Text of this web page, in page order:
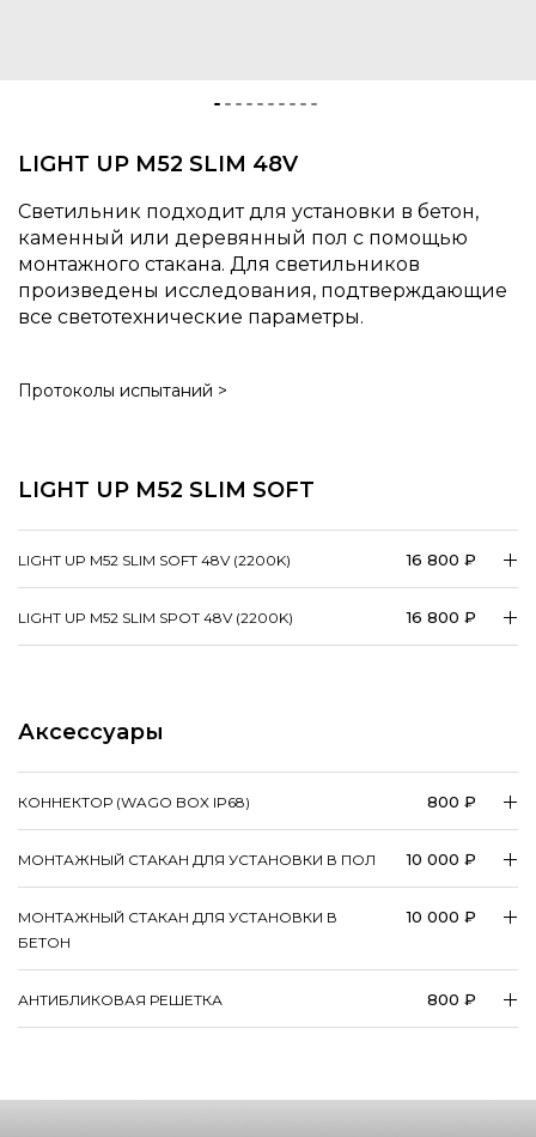
LIGHT UP M52 SLIM 48V
Светильник подходит для установки в бетон,
каменный или деревянный пол с помощью
монтажного стакана. Для светильников
произведены исследования, подтверждающие
все светотехнические параметры.
Протоколы испытаний >
LIGHT UP M52 SLIM SOFT
LIGHT UP M52 SLIM SOFT 48V (2200K) 16 800 ₽
LIGHT UP M52 SLIM SPOT 48V (2200K) 16 800 ₽
Аксессуары
КОННЕКТОР (WAGO BOX IP68) 800 ₽
МОНТАЖНЫЙ СТАКАН ДЛЯ УСТАНОВКИ В ПОЛ 10 000 ₽
МОНТАЖНЫЙ СТАКАН ДЛЯ УСТАНОВКИ В
БЕТОН
10 000 ₽
АНТИБЛИКОВАЯ РЕШЕТКА 800 ₽